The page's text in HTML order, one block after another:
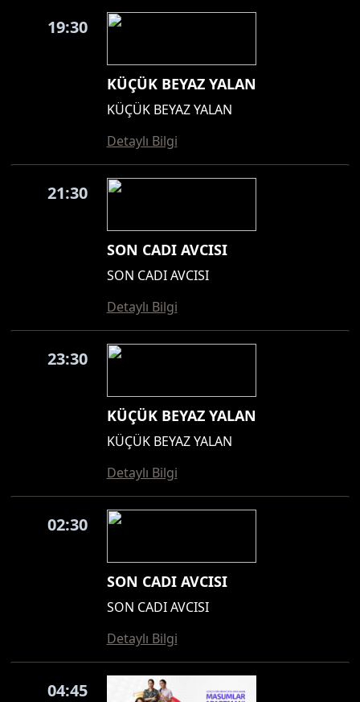
19:30
KÜÇÜK BEYAZ YALAN
KÜÇÜK BEYAZ YALAN
Detaylı Bilgi
21:30
SON CADI AVCISI
SON CADI AVCISI
Detaylı Bilgi
23:30
KÜÇÜK BEYAZ YALAN
KÜÇÜK BEYAZ YALAN
Detaylı Bilgi
02:30
SON CADI AVCISI
SON CADI AVCISI
Detaylı Bilgi
04:45